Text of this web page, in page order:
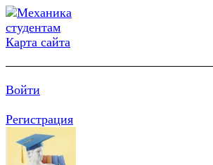
Карта сайта
Войти
Регистрация